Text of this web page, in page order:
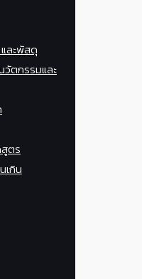
ละพัสดุ
วัตกรรมและ
ตร
เกิน